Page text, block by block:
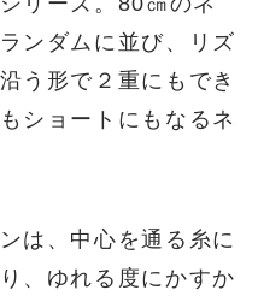
ンダムに並び、リズ
う形で２重にもでき
ショートにもなるネ
は、中心を通る糸に
、ゆれる度にかすか